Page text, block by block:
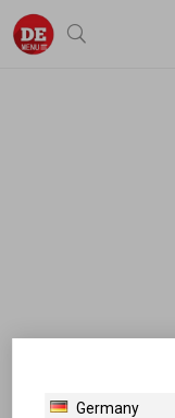
Germany